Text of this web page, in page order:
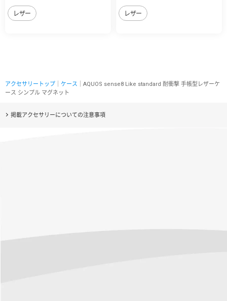
レザー レザー
アクセサリートップ ケース ｜AQUOS sense8 Like standard 耐衝撃 手帳型レザーケ
ース シンプル マグネット
掲載アクセサリーについての注意事項